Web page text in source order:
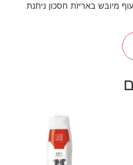
מיובש באריזת חסכון ניתנת